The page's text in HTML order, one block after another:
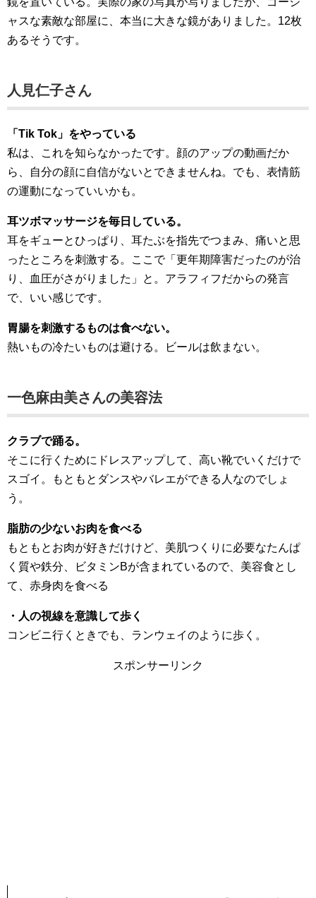
ャスな素敵な部屋に、本当に大きな鏡がありました。12枚
あるそうです。
人見仁子さん
「Tik Tok」をやっている
私は、これを知らなかったです。顔のアップの動画だか
ら、自分の顔に自信がないとできませんね。でも、表情筋
の運動になっていいかも。
耳ツボマッサージを毎日している。
耳をギューとひっぱり、耳たぶを指先でつまみ、痛いと思
ったところを刺激する。ここで「更年期障害だったのが治
り、血圧がさがりました」と。アラフィフだからの発言
で、いい感じです。
胃腸を刺激するものは食べない。
熱いもの冷たいものは避ける。ビールは飲まない。
一色麻由美さんの美容法
クラブで踊る。
そこに行くためにドレスアップして、高い靴でいくだけで
スゴイ。もともとダンスやバレエができる人なのでしょ
う。
脂肪の少ないお肉を食べる
もともとお肉が好きだけけど、美肌つくりに必要なたんぱ
く質や鉄分、ビタミンBが含まれているので、美容食とし
て、赤身肉を食べる
・人の視線を意識して歩く
コンビニ行くときでも、ランウェイのように歩く。
スポンサーリンク